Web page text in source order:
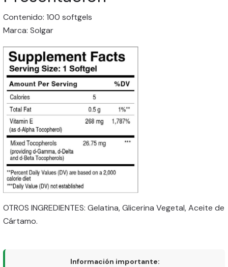
Contenido: 100 softgels
Marca: Solgar
OTROS INGREDIENTES: Gelatina, Glicerina Vegetal, Aceite de
Cártamo.
Información importante: